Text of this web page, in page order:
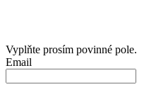
Vyplňte prosím povinné pole.
Email